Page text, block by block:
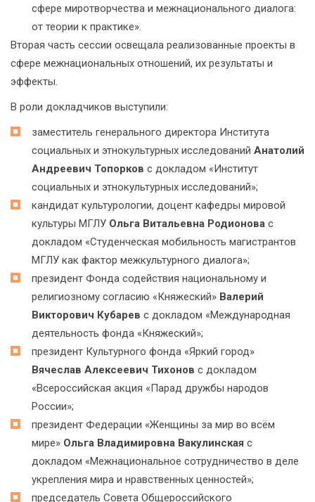
сфере миротворчества и межнационального диалога:
от теории к практике».
Вторая часть сессии освещала реализованные проекты в
сфере межнациональных отношений, их результаты и
эффекты.
В роли докладчиков выступили:
заместитель генерального директора Института
социальных и этнокультурных исследований Анатолий
Андреевич Топорков с докладом «Институт
социальных и этнокультурных исследований»;
кандидат культурологии, доцент кафедры мировой
культуры МГЛУ Ольга Витальевна Родионова с
докладом «Студенческая мобильность магистрантов
МГЛУ как фактор межкультурного диалога»;
президент Фонда содействия национальному и
религиозному согласию «Княжеский» Валерий
Викторович Кубарев с докладом «Международная
деятельность фонда «Княжеский»;
президент Культурного фонда «Яркий город»
Вячеслав Алексеевич Тихонов с докладом
«Всероссийская акция «Парад дружбы народов
России»;
президент Федерации «Женщины за мир во всём
мире» Ольга Владимировна Вакулинская с
докладом «Межнациональное сотрудничество в деле
укрепления мира и нравственных ценностей»;
председатель Совета Общероссийского